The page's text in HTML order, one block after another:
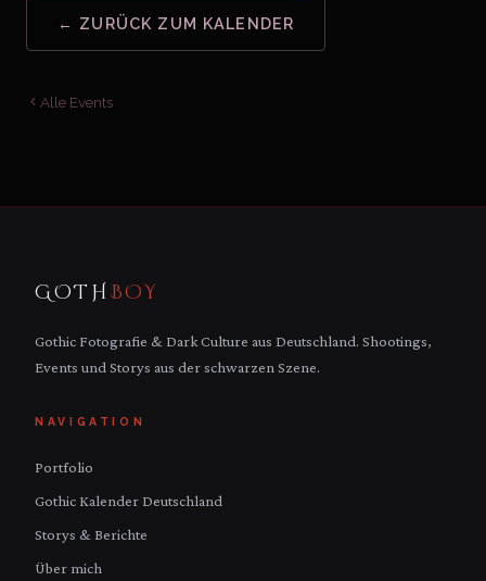
← ZURÜCK ZUM KALENDER
Alle Events
GOTH BOY
Gothic Fotografie & Dark Culture aus Deutschland. Shootings,
Events und Storys aus der schwarzen Szene.
NAVIGATION
Portfolio
Gothic Kalender Deutschland
Storys & Berichte
Über mich